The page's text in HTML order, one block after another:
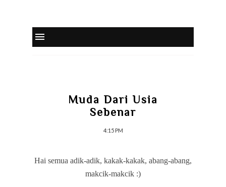
Muda Dari Usia
Sebenar
4:15 PM
Hai semua adik-adik, kakak-kakak, abang-abang,
makcik-makcik :)